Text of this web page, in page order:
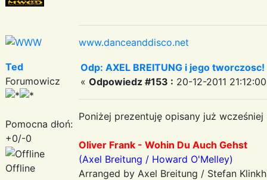
www.danceanddisco.net
Ted
Forumowicz
Pomocna dłoń:
+0/-0
Offline
Odp: AXEL BREITUNG i jego
« Odpowiedz #153 : 20-12-2011
Poniżej prezentuję opisany już
Oliver Frank - Wohin Du Auch Gehst
(Axel Breitung / Howard O'Melley)
Arranged by Axel Breitung / Stefan